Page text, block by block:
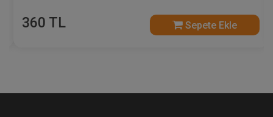
360 TL Sepete Ekle